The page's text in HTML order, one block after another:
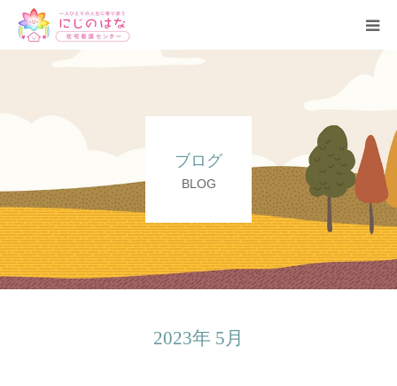
ブログ
BLOG
2023年 5月
サービス
ブログ